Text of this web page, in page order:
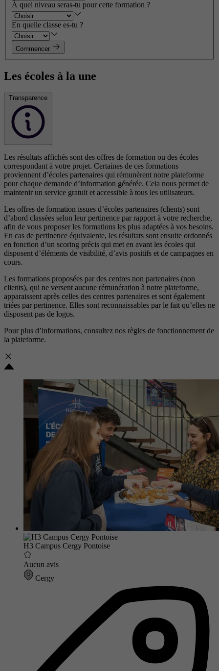
À quel niveau seras-tu pour cette formation ?
En quelle classe es-tu ?
Commencer
Les écoles à la une
Transparence
Les résultats affichés sont des offres de formation ou des écoles
correspondant à votre projet. Certaines de ces formations
proviennent d’écoles partenaires qui rémunèrent notre plateforme
pour chaque demande d’information générée. Cela nous permet de
maintenir un service gratuit et accessible à tous les utilisateurs.
Les offres de formation issues d’écoles partenaires (clients) sont
d’abord classées selon leur pertinence par rapport à votre recherche,
afin de vous proposer les formations les plus adaptées à vos besoins.
En cas de pertinence équivalente, les résultats sont ensuite ordonnés
en fonction d’un scoring précis qui met en avant les écoles qui
disposent d’éléments de visibilité, d’avis positifs et de campagnes en
cours.
Les formations proposées par des centres non partenaires (non
clients), qui ne versent aucune rémunération à notre plateforme,
apparaissent après celles des centres partenaires et sont également
triées par pertinence. Elles sont reconnaissables par le fait qu’elles ne
disposent pas de logos.
Pour plus d’informations, consultez nos règles de fonctionnement de
la plateforme.
H3 Campus Cergy Pontoise
Aucun avis
Cergy